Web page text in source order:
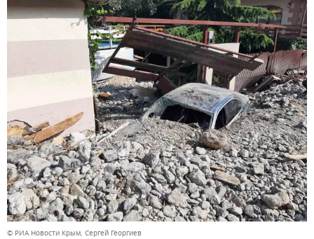
© РИА Новости Крым, Сергей Георгиев